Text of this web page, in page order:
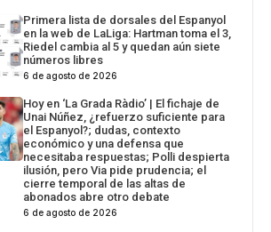
Primera lista de dorsales del Espanyol
en la web de LaLiga: Hartman toma el 3,
Riedel cambia al 5 y quedan aún siete
números libres
6 de agosto de 2026
Hoy en ‘La Grada Ràdio’ | El fichaje de
Unai Núñez, ¿refuerzo suficiente para
el Espanyol?; dudas, contexto
económico y una defensa que
necesitaba respuestas; Polli despierta
ilusión, pero Via pide prudencia; el
cierre temporal de las altas de
abonados abre otro debate
6 de agosto de 2026